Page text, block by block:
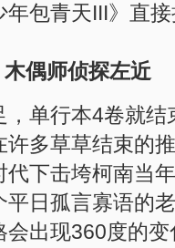
年包青天III》直
偶师侦探左近
，单行本4卷就
许多草草结束的
代下击垮柯南当
平日孤言寡语的
会出现360度的变